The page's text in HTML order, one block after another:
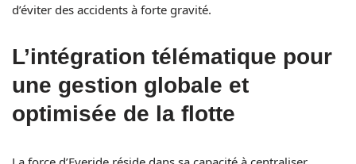
d’éviter des accidents à forte gravité.
L’intégration télématique pour
une gestion globale et
optimisée de la flotte